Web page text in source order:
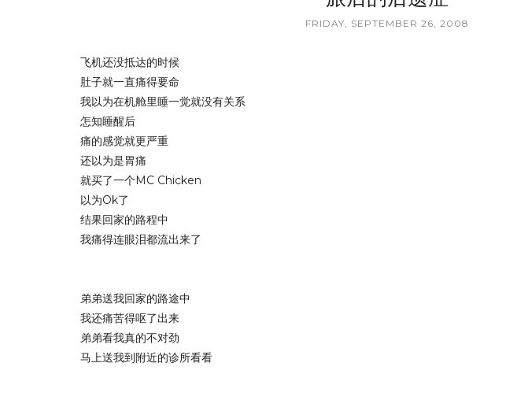
FRIDAY, SEPTEMBER 26, 2008
飞机还没抵达的时候
肚子就一直痛得要命
我以为在机舱里睡一觉就没有关系
怎知睡醒后
痛的感觉就更严重
还以为是胃痛
就买了一个MC Chicken
以为Ok了
结果回家的路程中
我痛得连眼泪都流出来了
弟弟送我回家的路途中
我还痛苦得呕了出来
弟弟看我真的不对劲
马上送我到附近的诊所看看